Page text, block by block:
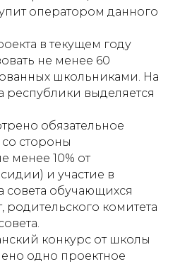
оператором данного
в текущем году
не менее 60
школьниками. На
республики выделяется
обязательное
стороны
менее 10% от
и участие в
совета обучающихся
родительского комитета
конкурс от школы
одно проектное